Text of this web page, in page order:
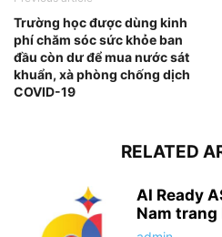
Trường học được dùng kinh
phí chăm sóc sức khỏe ban
đầu còn dư để mua nước sát
khuẩn, xà phòng chống dịch
COVID-19
RELATED
AI Ready
Nam trang